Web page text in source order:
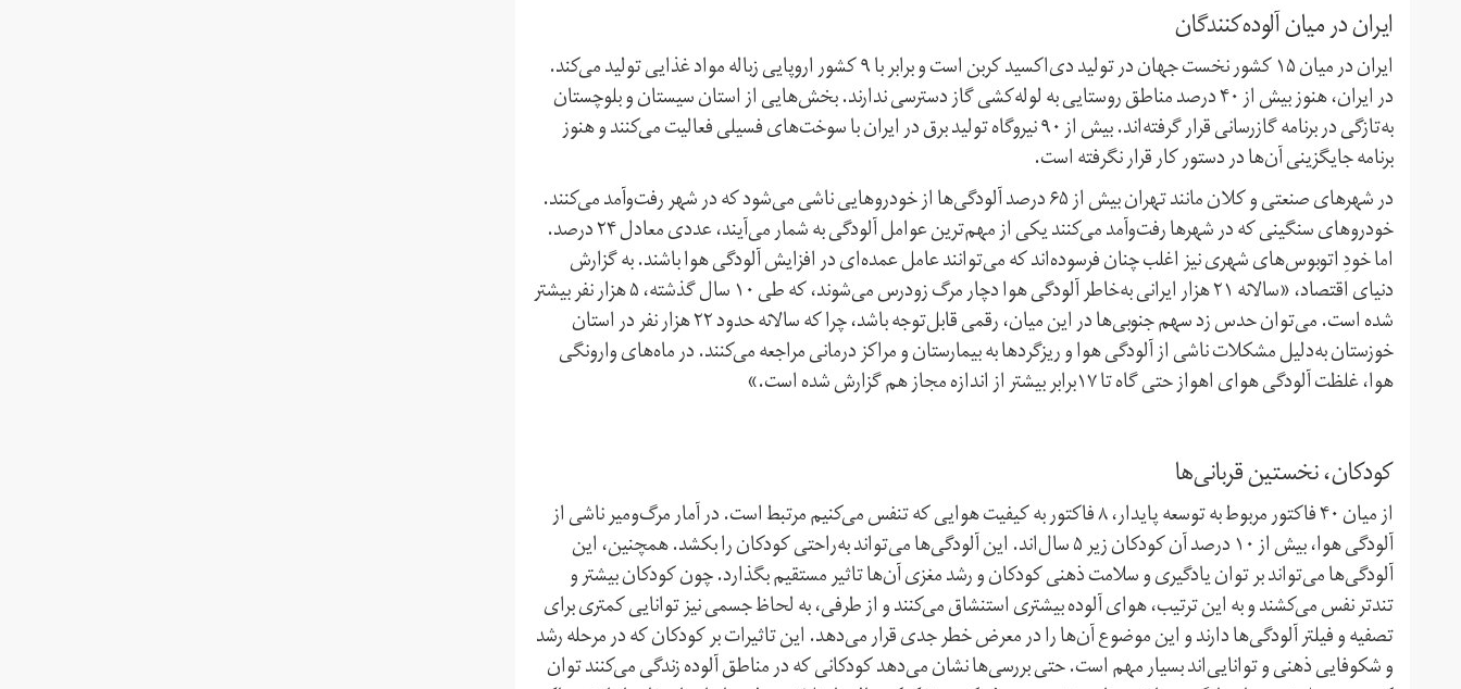
ایران در میان آلوده‌کنندگان
ایران در میان ۱۵ کشور نخست جهان در تولید دی‌اکسید کربن است و برابر با ۹ کشور اروپایی زباله مواد غذایی تولید می‌کند.
در ایران، هنوز بیش از ۴۰ درصد مناطق روستایی به لوله‌کشی گاز دسترسی ندارند. بخش‌هایی از استان سیستان و بلوچستان
به‌تازگی در برنامه گاز‌رسانی قرار گرفته‌اند. بیش از ۹۰ نیروگاه تولید برق در ایران با سوخت‌های فسیلی فعالیت می‌کنند و هنوز
برنامه جایگزینی آن‌ها در دستور کار قرار نگرفته است.
در شهرهای صنعتی و کلان مانند تهران بیش از ۶۵ درصد آلودگی‌ها از خودروهایی ناشی می‌شود که در شهر رفت‌و‌آمد می‌کنند.
خودروهای سنگینی که در شهرها رفت‌و‌آمد می‌کنند یکی از مهم‌ترین عوامل آلودگی به شمار می‌آیند، عددی معادل ۲۴ درصد.
اما خودِ اتوبوس‌های شهری نیز اغلب چنان فرسوده‌اند که می‌توانند عامل عمده‌ای در افزایش آلودگی هوا باشند. به گزارش
دنیای اقتصاد، «سالانه ۲۱ هزار ایرانی به‌خاطر آلودگی هوا دچار مرگ زودرس می‌شوند، که طی ۱۰ سال گذشته، ۵ هزار نفر بیشتر
شده است. می‌توان حدس زد سهم جنوبی‌ها در این میان، رقمی قابل‌توجه باشد، چرا که سالانه حدود ۲۲ هزار نفر در استان
خوزستان به‌دلیل مشکلات ناشی از آلودگی هوا و ریزگردها به بیمارستان و مراکز درمانی مراجعه می‌کنند. در ماه‌های وارونگی
هوا، غلظت آلودگی هوای اهواز حتی گاه تا ۱۷برابر بیشتر از اندازه مجاز هم گزارش شده است.»
کودکان، نخستین قربانی‌ها
از میان ۴۰ فاکتور مربوط به توسعه پایدار، ۸ فاکتور به کیفیت هوایی که تنفس می‌کنیم مرتبط است. در آمار مرگ‌و‌میر ناشی از
آلودگی هوا، بیش از ۱۰ درصد آن کودکان زیر ۵ سال‌اند. این آلودگی‌ها می‌تواند به‌راحتی کودکان را بکشد. همچنین، این
آلودگی‌ها می‌تواند بر توان یادگیری و سلامت ذهنی کودکان و رشد مغزی آن‌ها تاثیر مستقیم بگذارد. چون کودکان بیشتر و
تندتر نفس می‌کشند و به این ترتیب، هوای آلوده بیشتری استنشاق می‌کنند و از طرفی، به لحاظ جسمی نیز توانایی کمتری برای
تصفیه و فیلتر آلودگی‌ها دارند و این موضوع آن‌ها را در معرض خطر جدی قرار می‌دهد. این تاثیرات بر کودکان که در مرحله رشد
و شکوفایی ذهنی و توانایی‌اند بسیار مهم است. حتی بررسی‌ها نشان می‌دهد کودکانی که در مناطق آلوده زندگی می‌کنند توان